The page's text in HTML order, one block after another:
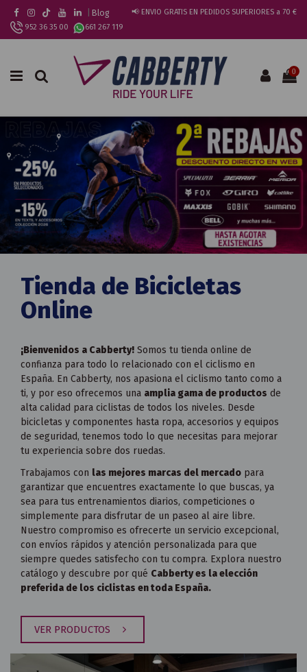
Blog
📢 ENVIO GRATIS EN PEDIDOS SUPERIORES a 70 €
952 36 35 00
661 267 119
0
Tienda de Bicicletas
Online
¡Bienvenidos a Cabberty! Somos tu tienda online de
confianza para todo lo relacionado con el ciclismo en
España. En Cabberty, nos apasiona el ciclismo tanto como a
ti, y por eso ofrecemos una amplia gama de productos de
alta calidad para ciclistas de todos los niveles. Desde
bicicletas y componentes hasta ropa, accesorios y equipos
de seguridad, tenemos todo lo que necesitas para mejorar
tu experiencia sobre dos ruedas.
Trabajamos con las mejores marcas del mercado para
garantizar que encuentres exactamente lo que buscas, ya
sea para tus entrenamientos diarios, competiciones o
simplemente para disfrutar de un paseo al aire libre.
Nuestro compromiso es ofrecerte un servicio excepcional,
con envíos rápidos y atención personalizada para que
siempre quedes satisfecho con tu compra. Explora nuestro
catálogo y descubre por qué Cabberty es la elección
preferida de los ciclistas en toda España.
VER PRODUCTOS